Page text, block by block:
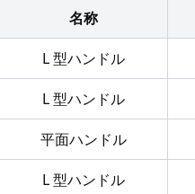
名称
L 型ハンドル
L 型ハンドル
平面ハンドル
L 型ハンドル